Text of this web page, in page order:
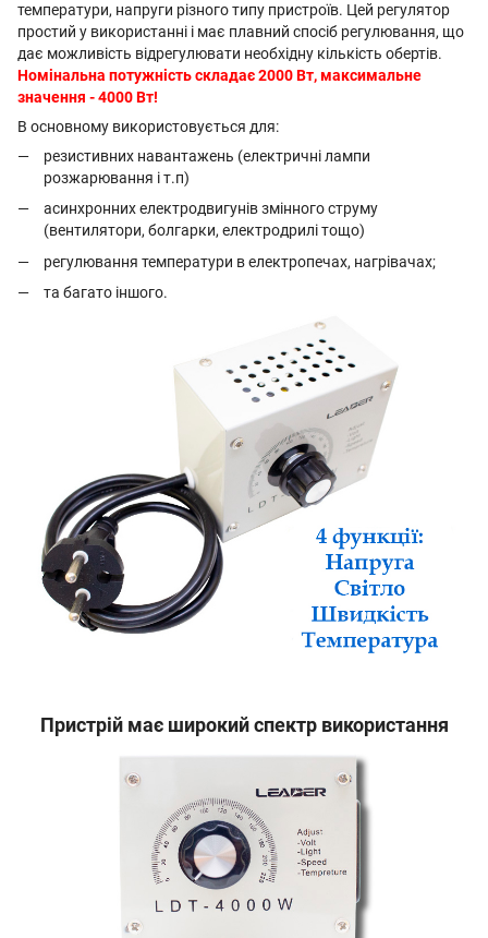
температури, напруги різного типу пристроїв. Цей регулятор
простий у використанні і має плавний спосіб регулювання, що
дає можливість відрегулювати необхідну кількість обертів.
Номінальна потужність складає 2000 Вт, максимальне
значення - 4000 Вт!
В основному використовується для:
резистивних навантажень (електричні лампи
розжарювання і т.п)
асинхронних електродвигунів змінного струму
(вентилятори, болгарки, електродрилі тощо)
регулювання температури в електропечах, нагрівачах;
та багато іншого.
Пристрій має широкий спектр використання